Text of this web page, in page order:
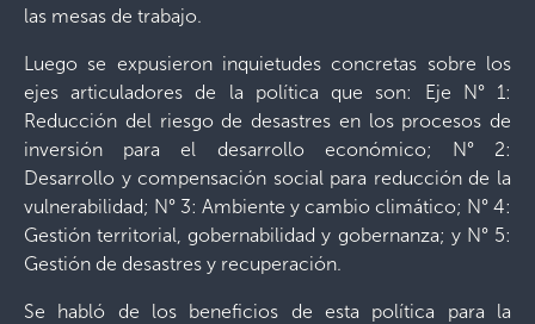
las mesas de trabajo.
Luego se expusieron inquietudes concretas sobre los
ejes articuladores de la política que son: Eje N° 1:
Reducción del riesgo de desastres en los procesos de
inversión para el desarrollo económico; N° 2:
Desarrollo y compensación social para reducción de la
vulnerabilidad; N° 3: Ambiente y cambio climático; N° 4:
Gestión territorial, gobernabilidad y gobernanza; y N° 5:
Gestión de desastres y recuperación.
Se habló de los beneficios de esta política para la